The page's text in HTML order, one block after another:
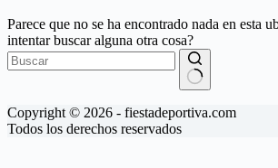
Parece que no se ha encontrado nada en esta
intentar buscar alguna otra cosa?
resultados
Copyright © 2026 - fiestadeportiva.com
Todos los derechos reservados